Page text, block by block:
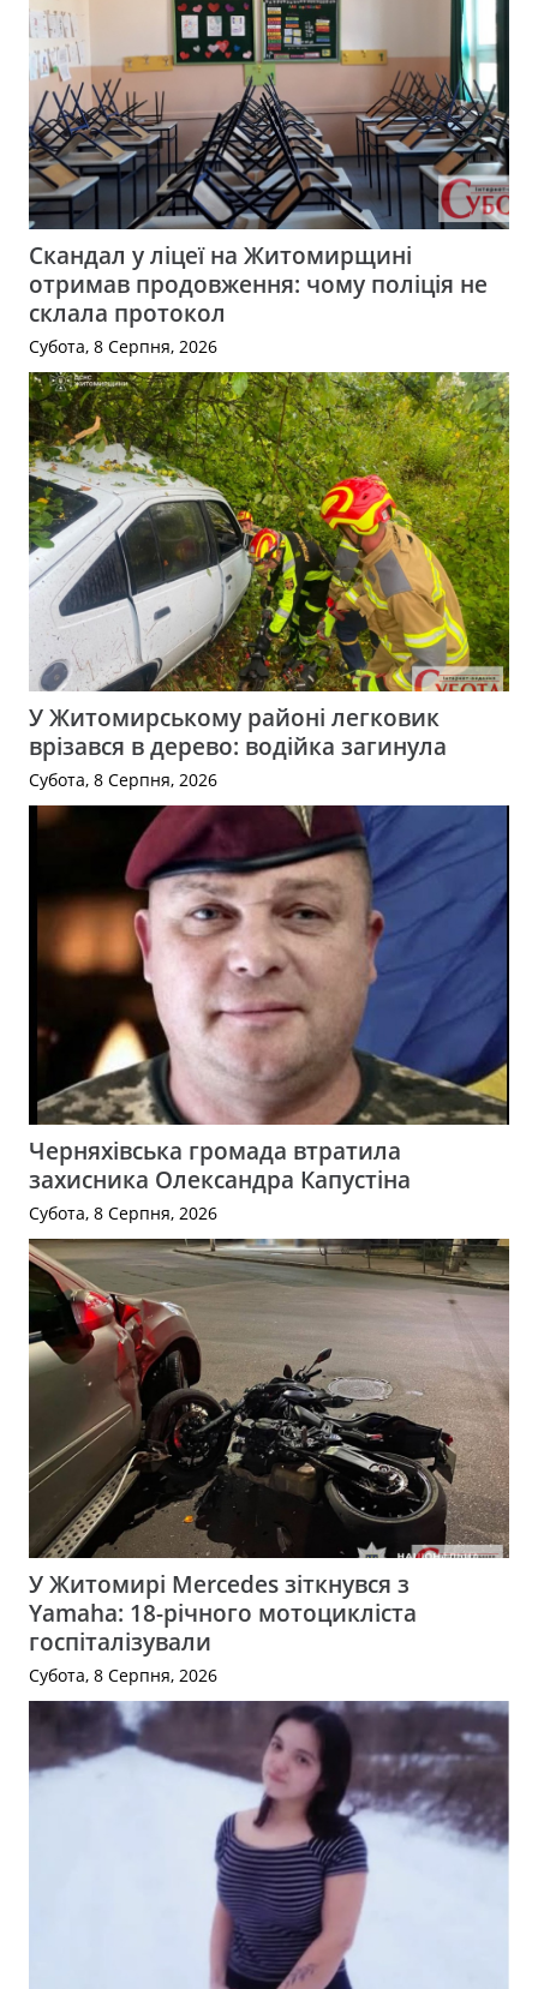
Скандал у ліцеї на Житомирщині
отримав продовження: чому поліція не
склала протокол
Субота, 8 Серпня, 2026
У Житомирському районі легковик
врізався в дерево: водійка загинула
Субота, 8 Серпня, 2026
Черняхівська громада втратила
захисника Олександра Капустіна
Субота, 8 Серпня, 2026
У Житомирі Mercedes зіткнувся з
Yamaha: 18-річного мотоцикліста
госпіталізували
Субота, 8 Серпня, 2026